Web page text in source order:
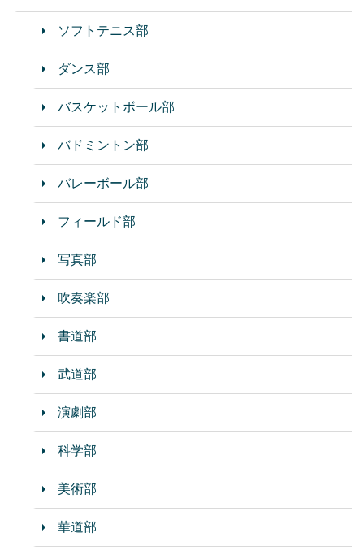
ソフトテニス部
ダンス部
バスケットボール部
バドミントン部
バレーボール部
フィールド部
写真部
吹奏楽部
書道部
武道部
演劇部
科学部
美術部
華道部